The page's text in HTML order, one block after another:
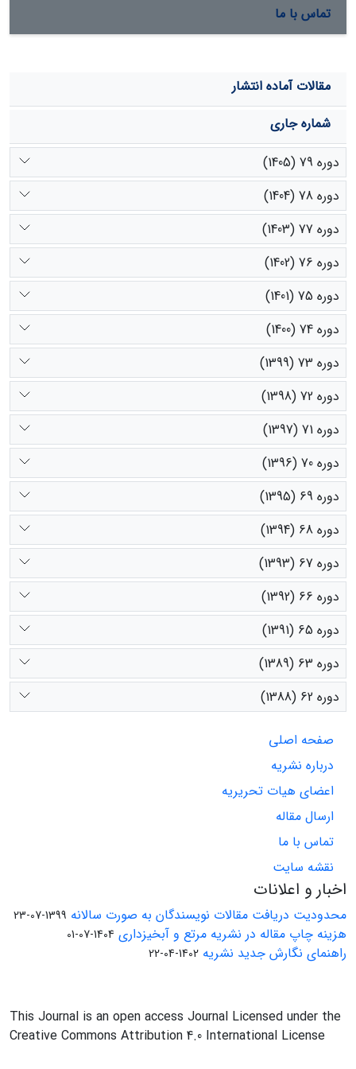
تماس با ما
مقالات آماده انتشار
شماره جاری
دوره 79 (1405)
دوره 78 (1404)
دوره 77 (1403)
دوره 76 (1402)
دوره 75 (1401)
دوره 74 (1400)
دوره 73 (1399)
دوره 72 (1398)
دوره 71 (1397)
دوره 70 (1396)
دوره 69 (1395)
دوره 68 (1394)
دوره 67 (1393)
دوره 66 (1392)
دوره 65 (1391)
دوره 63 (1389)
دوره 62 (1388)
صفحه اصلی
درباره نشریه
اعضای هیات تحریریه
ارسال مقاله
تماس با ما
نقشه سایت
اخبار و اعلانات
محدودیت دریافت مقالات نویسندگان به صورت سالانه 1399-07-23
هزینه چاپ مقاله در نشریه مرتع و آبخیزداری 1404-07-01
راهنمای نگارش جدید نشریه 1402-04-22
This Journal is an open access Journal Licensed under the
Creative Commons Attribution 4.0 International License